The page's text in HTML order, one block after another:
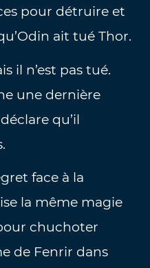
pour détruire et
ait tué Thor.
il n’est pas tué.
une dernière
qu’il
face à la
la même magie
chuchoter
de Fenrir dans